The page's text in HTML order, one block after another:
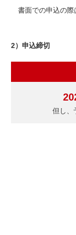
書面での申込の際
2）申込締切
但し、